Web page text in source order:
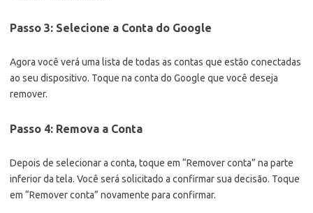
Passo 3: Selecione a Conta do Google
Agora você verá uma lista de todas as contas que estão conectadas
ao seu dispositivo. Toque na conta do Google que você deseja
remover.
Passo 4: Remova a Conta
Depois de selecionar a conta, toque em “Remover conta” na parte
inferior da tela. Você será solicitado a confirmar sua decisão. Toque
em “Remover conta” novamente para confirmar.